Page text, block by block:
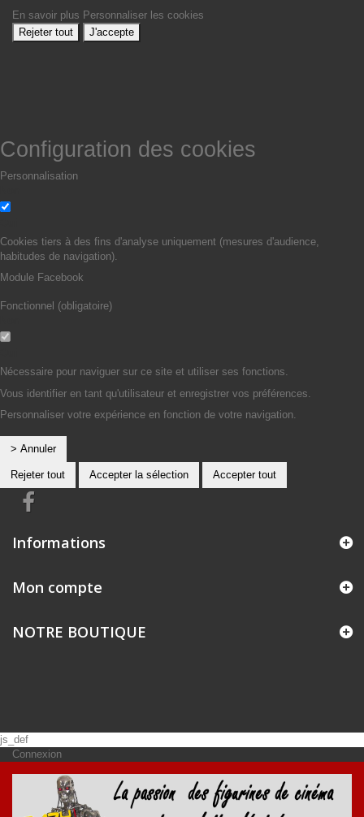
En savoir plus Personnaliser les cookies
Rejeter tout
J'accepte
Configuration des cookies
Personnalisation
Cookies tiers à des fins d'analyse uniquement (mesures d'audience,
habitudes de navigation).
Module Facebook
Fonctionnel (obligatoire)
Nécessaire pour naviguer sur ce site et utiliser ses fonctions.
Vous identifier en tant qu'utilisateur et enregistrer vos préférences.
Personnaliser votre expérience en fonction de votre navigation.
> Annuler
Rejeter tout Accepter la sélection Accepter tout
Informations
Mon compte
NOTRE BOUTIQUE
js_def
Connexion